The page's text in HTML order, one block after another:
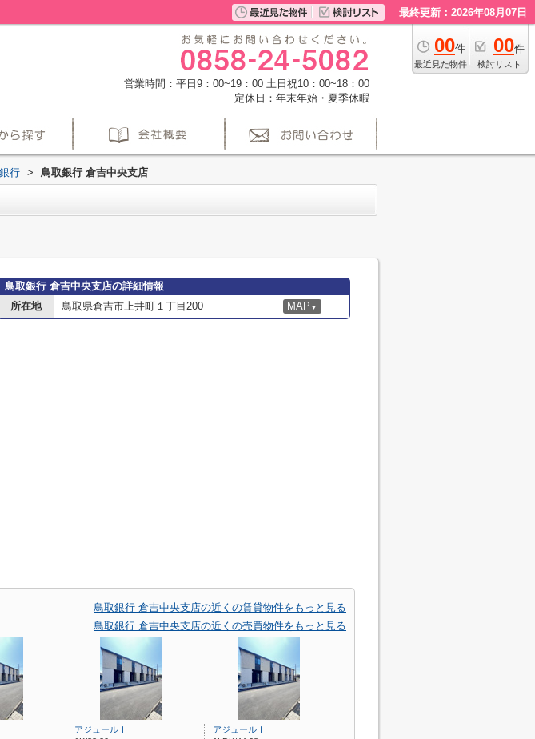
最終更新：2026年08月07日
00件
最近見た物件
00件
検討リスト
営業時間：平日9：00~19：00 土日祝10：00~18：00
定休日：年末年始・夏季休暇
行 > 鳥取銀行 倉吉中央支店
鳥取銀行 倉吉中央支店の詳細情報
所在地
鳥取県倉吉市上井町１丁目200 MAP ▼
鳥取銀行 倉吉中央支店の近くの賃貸物件をもっと見る
鳥取銀行 倉吉中央支店の近くの売買物件をもっと見る
アジュールⅠ
アジュールⅠ